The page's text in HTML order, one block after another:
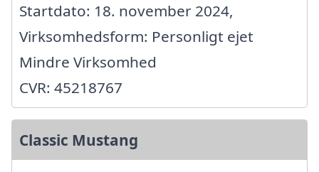
Startdato: 18. november 2024,
Virksomhedsform: Personligt ejet
Mindre Virksomhed
CVR: 45218767
Classic Mustang